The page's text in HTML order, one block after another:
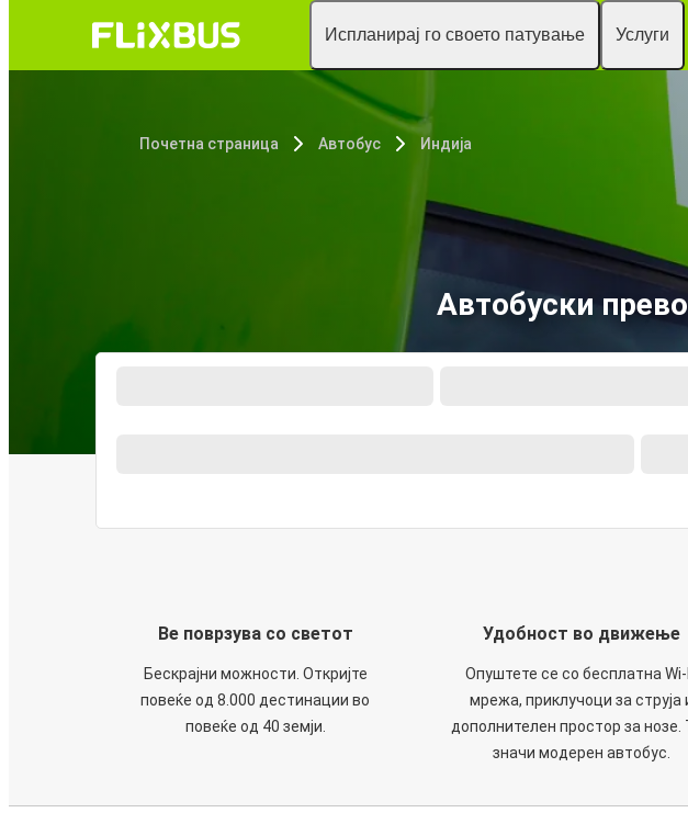
Испланирај го своето патување Услуги
Почетна страница Автобус Индија
Автобуски
Ве поврзува со светот
Бескрајни можности. Откријте
повеќе од 8.000 дестинации во
повеќе од 40 земји.
Удобност во движење
Опуштете се со бесплатна Wi-
мрежа, приклучоци за струја
дополнителен простор за нозе.
значи модерен автобус.